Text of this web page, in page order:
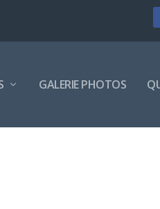
GALERIE PHOTOS